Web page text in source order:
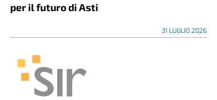
per il futuro di Asti
31 LUGLIO 2026